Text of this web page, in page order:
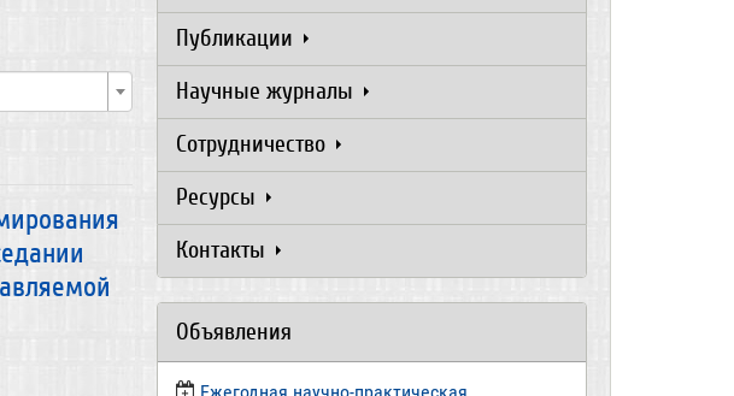
Публикации
Научные журналы
Сотрудничество
Ресурсы
Контакты
Объявления